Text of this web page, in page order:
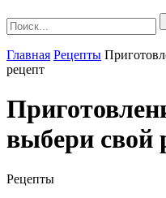
Главная Рецепты
рецепт
выбери свой
Рецепты